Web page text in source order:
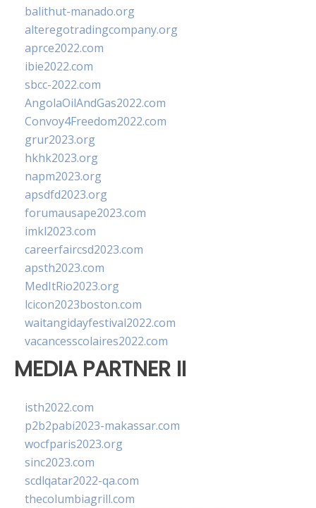
balithut-manado.org
alteregotradingcompany.org
aprce2022.com
ibie2022.com
sbcc-2022.com
AngolaOilAndGas2022.com
Convoy4Freedom2022.com
grur2023.org
hkhk2023.org
napm2023.org
apsdfd2023.org
forumausape2023.com
imkl2023.com
careerfaircsd2023.com
apsth2023.com
MedItRio2023.org
lcicon2023boston.com
waitangidayfestival2022.com
vacancesscolaires2022.com
MEDIA PARTNER II
isth2022.com
p2b2pabi2023-makassar.com
wocfparis2023.org
sinc2023.com
scdlqatar2022-qa.com
thecolumbiagrill.com